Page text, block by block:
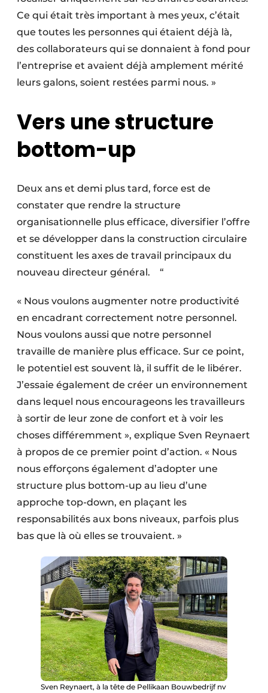
Ce qui était très important à mes yeux, c’était
que toutes les personnes qui étaient déjà là,
des collaborateurs qui se donnaient à fond pour
l’entreprise et avaient déjà amplement mérité
leurs galons, soient restées parmi nous. »
Vers une structure
bottom-up
Deux ans et demi plus tard, force est de
constater que rendre la structure
organisationnelle plus efficace, diversifier l’offre
et se développer dans la construction circulaire
constituent les axes de travail principaux du
nouveau directeur général. “
« Nous voulons augmenter notre productivité
en encadrant correctement notre personnel.
Nous voulons aussi que notre personnel
travaille de manière plus efficace. Sur ce point,
le potentiel est souvent là, il suffit de le libérer.
J’essaie également de créer un environnement
dans lequel nous encourageons les travailleurs
à sortir de leur zone de confort et à voir les
choses différemment », explique Sven Reynaert
à propos de ce premier point d’action. « Nous
nous efforçons également d’adopter une
structure plus bottom-up au lieu d’une
approche top-down, en plaçant les
responsabilités aux bons niveaux, parfois plus
bas que là où elles se trouvaient. »
Sven Reynaert, à la tête de Pellikaan Bouwbedrijf nv